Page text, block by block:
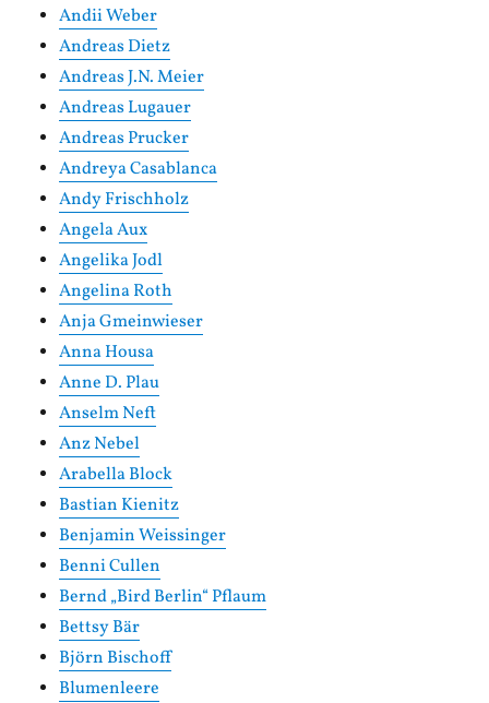
Andii Weber
Andreas Dietz
Andreas J.N. Meier
Andreas Lugauer
Andreas Prucker
Andreya Casablanca
Andy Frischholz
Angela Aux
Angelika Jodl
Angelina Roth
Anja Gmeinwieser
Anna Housa
Anne D. Plau
Anselm Neft
Anz Nebel
Arabella Block
Bastian Kienitz
Benjamin Weissinger
Benni Cullen
Bernd „Bird Berlin“ Pflaum
Bettsy Bär
Björn Bischoff
Blumenleere